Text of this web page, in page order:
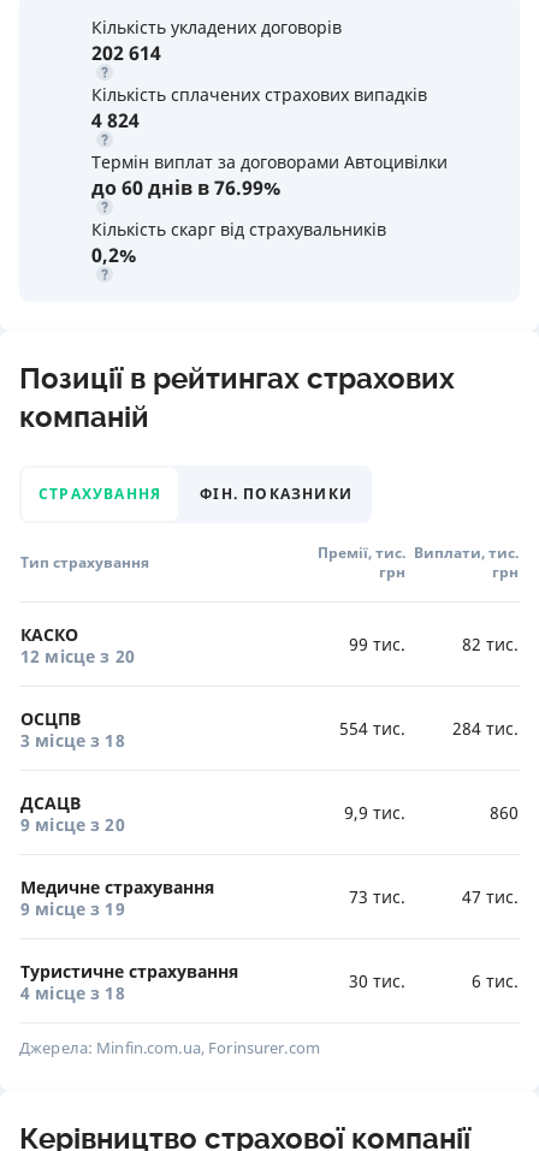
Кількість укладених договорів
202 614
Кількість сплачених страхових випадків
4 824
Термін виплат за договорами Автоцивілки
до 60 днів в 76.99%
Кількість скарг від страхувальників
0,2%
Позиції в рейтингах страхових
компаній
СТРАХУВАННЯ ФІН. ПОКАЗНИКИ
Тип страхування
Премії, тис.
грн
Виплати, тис.
грн
КАСКО
12 місце з 20
99 тис. 82 тис.
ОСЦПВ
3 місцез 18
554 тис. 284 тис.
ДСАЦВ
9 місцез 20
9,9 тис. 860
Медичне страхування
9 місцез 19
73 тис. 47 тис.
Туристичне страхування
4 місцез 18
30 тис. 6 тис.
Джерела: Minfin.com.ua, Forinsurer.com
Керівництво страхової компанії